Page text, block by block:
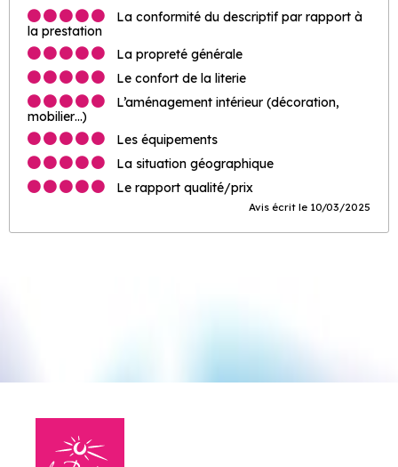
La conformité du descriptif par rapport à
la prestation
La propreté générale
Le confort de la literie
L’aménagement intérieur (décoration,
mobilier…)
Les équipements
La situation géographique
Le rapport qualité/prix
Avis écrit le 10/03/2025